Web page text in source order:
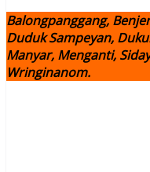
Balongpanggang,
Duduk Sampeyan,
Manyar, Menganti,
Wringinanom.